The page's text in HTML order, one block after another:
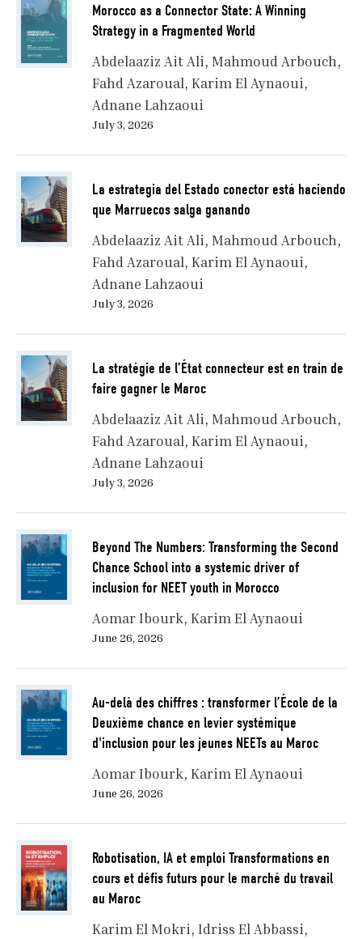
Morocco as a Connector State: A Winning
Strategy in a Fragmented World
Abdelaaziz Ait Ali Mahmoud Arbouch
Fahd Azaroual Karim El Aynaoui
Adnane Lahzaoui
July 3, 2026
La estrategia del Estado conector está haciendo
que Marruecos salga ganando
Abdelaaziz Ait Ali Mahmoud Arbouch
Fahd Azaroual Karim El Aynaoui
Adnane Lahzaoui
July 3, 2026
La stratégie de l’État connecteur est en train de
faire gagner le Maroc
Abdelaaziz Ait Ali Mahmoud Arbouch
Fahd Azaroual Karim El Aynaoui
Adnane Lahzaoui
July 3, 2026
Beyond The Numbers: Transforming the Second
Chance School into a systemic driver of
inclusion for NEET youth in Morocco
Aomar Ibourk Karim El Aynaoui
June 26, 2026
Au-delà des chiffres : transformer l’École de la
Deuxième chance en levier systémique
d'inclusion pour les jeunes NEETs au Maroc
Aomar Ibourk Karim El Aynaoui
June 26, 2026
Robotisation, IA et emploi Transformations en
cours et défis futurs pour le marché du travail
au Maroc
Karim El Mokri Idriss El Abbassi